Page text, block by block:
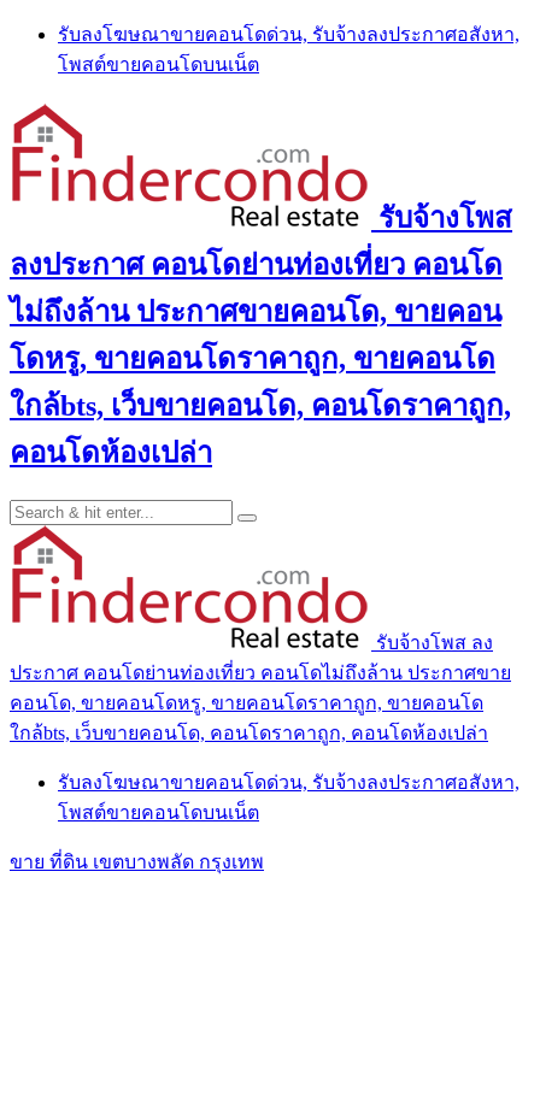
Skip
content
รับลงโฆษณาขายคอนโดด่วน, รับจ้างลงประกาศอสังหา,
โพสต์ขายคอนโดบนเน็ต
รับจ้างโพส
ลงประกาศ คอนโดย่านท่องเที่ยว คอนโด
ไม่ถึงล้าน ประกาศขายคอนโด, ขายคอน
โดหรู, ขายคอนโดราคาถูก, ขายคอนโด
ใกล้bts, เว็บขายคอนโด, คอนโดราคาถูก,
คอนโดห้องเปล่า
รับจ้างโพส ลง
ประกาศ คอนโดย่านท่องเที่ยว คอนโดไม่ถึงล้าน ประกาศขาย
คอนโด, ขายคอนโดหรู, ขายคอนโดราคาถูก, ขายคอนโด
ใกล้bts, เว็บขายคอนโด, คอนโดราคาถูก, คอนโดห้องเปล่า
รับลงโฆษณาขายคอนโดด่วน, รับจ้างลงประกาศอสังหา,
โพสต์ขายคอนโดบนเน็ต
ขาย ที่ดิน เขตบางพลัด กรุงเทพ